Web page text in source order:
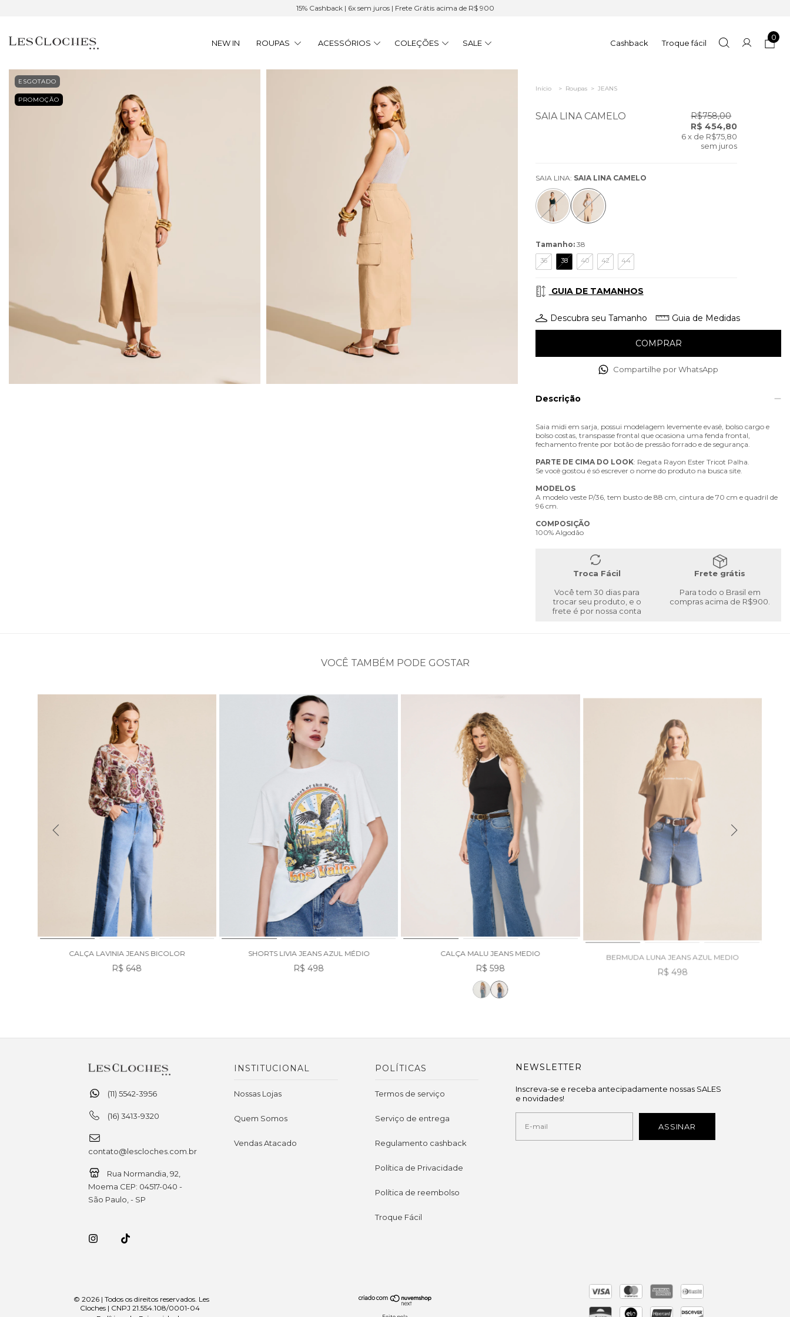
15% Cashback | 6x sem juros | Frete Grátis acima de R$ 900
NEW IN ROUPAS ACESSÓRIOS COLEÇÕES SALE Cashback Troque fácil
0
ESGOTADO
PROMOÇÃO
Início > Roupas > JEANS
SAIA LINA CAMELO
R$758,00
R$ 454,80
6 x de R$75,80
sem juros
SAIA LINA: SAIA LINA CAMELO
Tamanho: 38
36 38 40 42 44
GUIA DE TAMANHOS
Descubra seu Tamanho Guia de Medidas
Compartilhe por WhatsApp
Descrição
Saia midi em sarja, possui modelagem levemente evasê, bolso cargo e
bolso costas, transpasse frontal que ocasiona uma fenda frontal,
fechamento frente por botão de pressão forrado e de segurança.
PARTE DE CIMA DO LOOK: Regata Rayon Ester Tricot Palha.
Se você gostou é só escrever o nome do produto na busca site.
MODELOS
A modelo veste P/36, tem busto de 88 cm, cintura de 70 cm e quadril de
96 cm.
COMPOSIÇÃO
100% Algodão
Troca Fácil
Você tem 30 dias para
trocar seu produto, e o
frete é por nossa conta
Frete grátis
Para todo o Brasil em
compras acima de R$900.
VOCÊ TAMBÉM PODE GOSTAR
CALÇA LAVINIA JEANS BICOLOR
R$ 648
SHORTS LIVIA JEANS AZUL MÉDIO
R$ 498
CALÇA MALU JEANS MEDIO
R$ 598
BERMUDA LUNA JEANS AZUL MEDIO
R$ 498
(11) 5542-3956
(16) 3413-9320
contato@lescloches.com.br
Rua Normandia, 92,
Moema CEP: 04517-040 -
São Paulo, - SP
INSTITUCIONAL
Nossas Lojas
Quem Somos
Vendas Atacado
POLÍTICAS
Termos de serviço
Serviço de entrega
Regulamento cashback
Política de Privacidade
Política de reembolso
Troque Fácil
NEWSLETTER
Inscreva-se e receba antecipadamente nossas SALES
e novidades!
© 2026 | Todos os direitos reservados. Les
Cloches | CNPJ 21.554.108/0001-04